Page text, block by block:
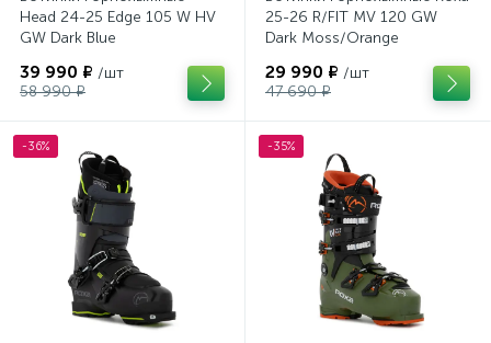
Head 24-25 Edge 105 W HV
GW Dark Blue
39 990 ₽ /шт
58 990 ₽
25-26 R/FIT MV 120 GW
Dark Moss/Orange
29 990 ₽ /шт
47 690 ₽
-36% -35%